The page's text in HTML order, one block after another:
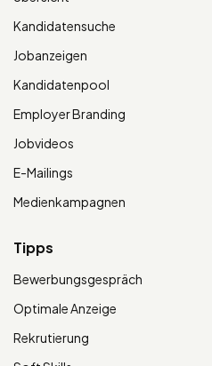
Kandidatensuche
Jobanzeigen
Kandidatenpool
Employer Branding
Jobvideos
E-Mailings
Medienkampagnen
Tipps
Bewerbungsgespräch
Optimale Anzeige
Rekrutierung